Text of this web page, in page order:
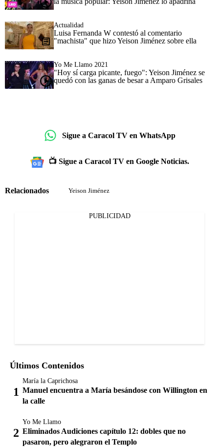
Actualidad
Luisa Fernanda W contestó al comentario
"machista" que hizo Yeison Jiménez sobre ella
Yo Me Llamo 2021
"Hoy sí carga picante, fuego": Yeison Jiménez se
quedó con las ganas de besar a Amparo Grisales
Sigue a Caracol TV en WhatsApp
📺 Sigue a Caracol TV en Google Noticias.
Relacionados Yeison Jiménez
PUBLICIDAD
Últimos Contenidos
María la Caprichosa
Manuel encuentra a María besándose con Willington en
la calle
Yo Me Llamo
Eliminados Audiciones capítulo 12: dobles que no
pasaron, pero alegraron el Templo